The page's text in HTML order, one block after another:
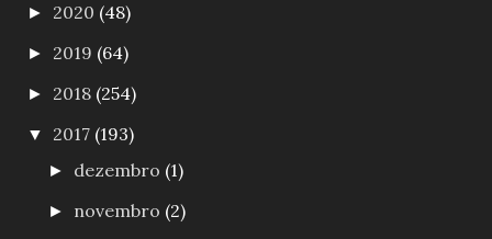
► 2020 (48)
► 2019 (64)
► 2018 (254)
▼ 2017 (193)
► dezembro (1)
► novembro (2)